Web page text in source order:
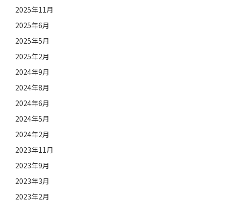
2025年11月
2025年6月
2025年5月
2025年2月
2024年9月
2024年8月
2024年6月
2024年5月
2024年2月
2023年11月
2023年9月
2023年3月
2023年2月